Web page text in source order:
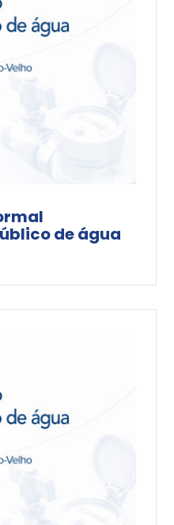
de água